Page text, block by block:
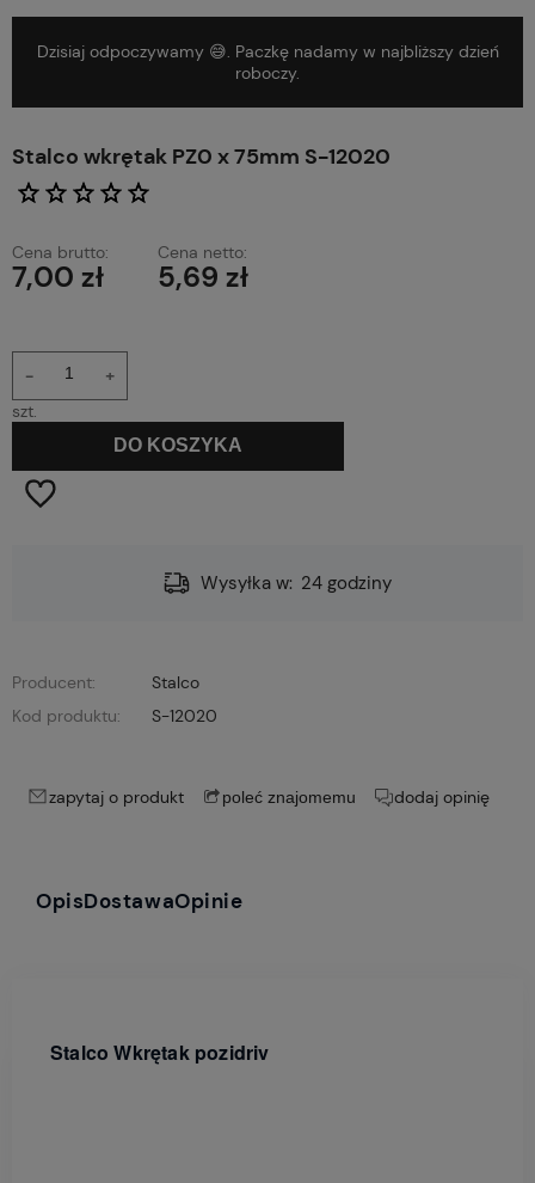
Dzisiaj odpoczywamy 😅. Paczkę nadamy w najbliższy dzień
roboczy.
Stalco wkrętak PZ0 x 75mm S-12020
Cena brutto:
7,00 zł
Cena netto:
5,69 zł
+
-
szt.
DO KOSZYKA
Wysyłka w: 24 godziny
Producent:
Stalco
Kod produktu:
S-12020
zapytaj o produkt poleć znajomemu dodaj opinię
OpisDostawaOpinie
Stalco Wkrętak pozidriv